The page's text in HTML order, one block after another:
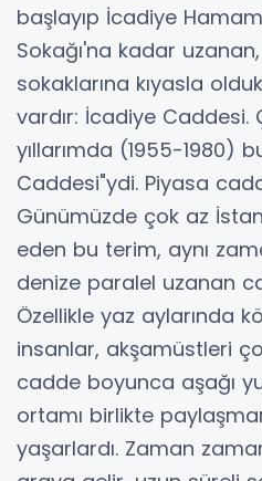
başlayıp İcadiye
Sokağı'na kadar
sokaklarına kıyasla
vardır: İcadiye Caddesi.
yıllarımda (1955-1980)
Caddesi"ydi. Piyasa
Günümüzde çok az
eden bu terim, aynı
denize paralel uzanan
Özellikle yaz aylarında
insanlar, akşamüstleri
cadde boyunca aşağı
ortamı birlikte
yaşarlardı. Zaman